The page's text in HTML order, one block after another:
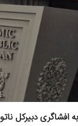
افشاگری دبیرکل ناتو